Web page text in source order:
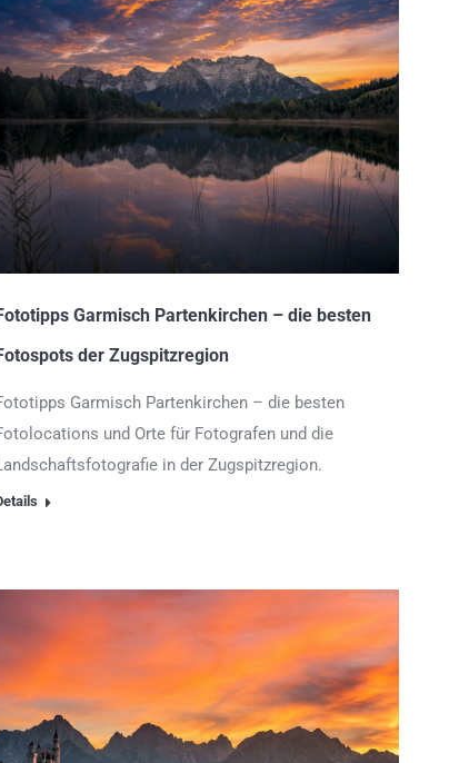
Garmisch Partenkirchen – die besten
der Zugspitzregion
Garmisch Partenkirchen – die besten
und Orte für Fotografen und die
in der Zugspitzregion.